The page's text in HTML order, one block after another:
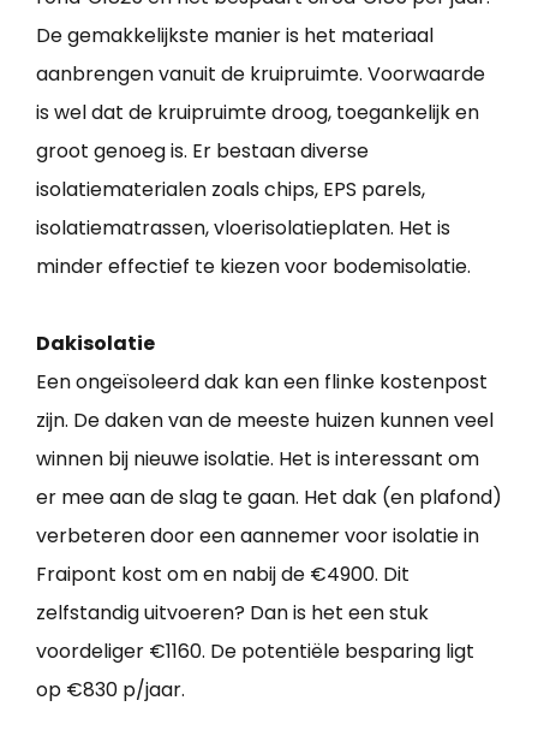
De gemakkelijkste manier is het materiaal
aanbrengen vanuit de kruipruimte. Voorwaarde
is wel dat de kruipruimte droog, toegankelijk en
groot genoeg is. Er bestaan diverse
isolatiematerialen zoals chips, EPS parels,
isolatiematrassen, vloerisolatieplaten. Het is
minder effectief te kiezen voor bodemisolatie.
Dakisolatie
Een ongeïsoleerd dak kan een flinke kostenpost
zijn. De daken van de meeste huizen kunnen veel
winnen bij nieuwe isolatie. Het is interessant om
er mee aan de slag te gaan. Het dak (en plafond)
verbeteren door een aannemer voor isolatie in
Fraipont kost om en nabij de €4900. Dit
zelfstandig uitvoeren? Dan is het een stuk
voordeliger €1160. De potentiële besparing ligt
op €830 p/jaar.